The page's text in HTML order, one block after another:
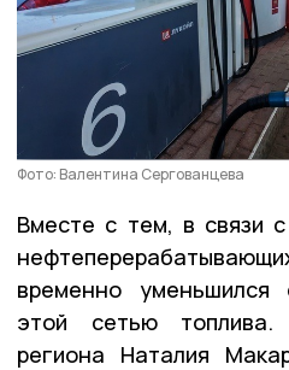
Фото: Валентина Сергованцева
Вместе с тем, в связи
временно уменьшился
этой сетью топлива.
региона Наталия